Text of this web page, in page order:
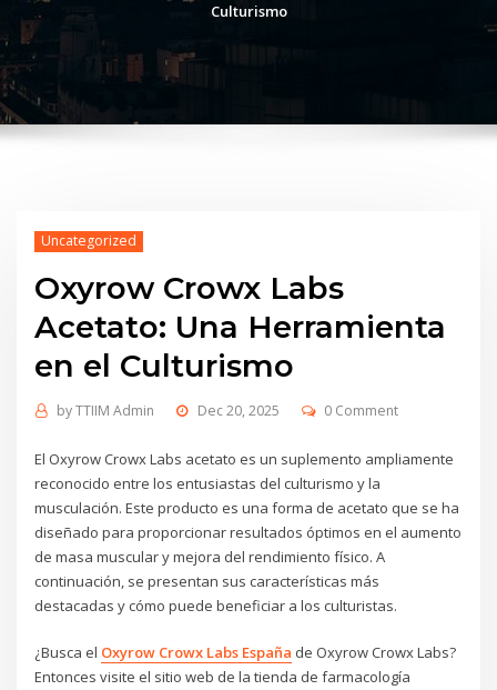
Culturismo
Uncategorized
Oxyrow Crowx Labs
Acetato: Una Herramienta
en el Culturismo
byTTIIM Admin Dec 20, 2025 0 Comment
El Oxyrow Crowx Labs acetato es un suplemento ampliamente
reconocido entre los entusiastas del culturismo y la
musculación. Este producto es una forma de acetato que se ha
diseñado para proporcionar resultados óptimos en el aumento
de masa muscular y mejora del rendimiento físico. A
continuación, se presentan sus características más
destacadas y cómo puede beneficiar a los culturistas.
¿Busca el Oxyrow Crowx Labs España de Oxyrow Crowx Labs?
Entonces visite el sitio web de la tienda de farmacología